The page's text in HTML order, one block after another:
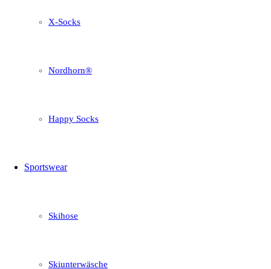
X-Socks
Nordhorn®
Happy Socks
Sportswear
Skihose
Skiunterwäsche